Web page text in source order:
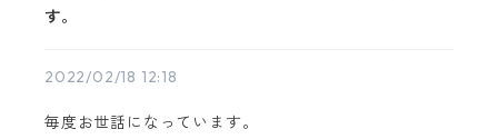
す。
2022/02/18 12:18
毎度お世話になっています。